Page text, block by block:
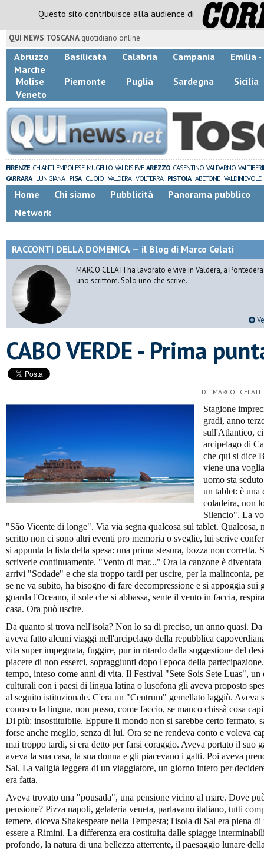
Questo sito contribuisce alla audience di
QUI NEWS TOSCANA quotidiano online
Abruzzo Basilicata Calabria Campania
Emilia -
Marche
Molise
Piemonte Puglia Sardegna
Sicilia
Veneto
FIRENZE CHIANTI EMPOLESE MUGELLO VALDISIEVE AREZZO CASENTINO VALDARNO
CARRARA LUNIGIANA PISA CUOIO VALDERA VOLTERRA PISTOIA ABETONE VALDINIEVOLE
Home Chi siamo Pubblicità
Panorama pubblico
Network
RACCONTI DELLA DOMENICA — il Blog di Marco Celati
MARCO CELATI ha lavorato e vive in Valdera, a
uno scrittore. Solo uno che scrive.
CABO VERDE - Prima
DI MARCO
Stagione
gradi, anno
sull'Atlantico,
arcipelago di
che qui si dice
viene una
uomo sta
un tablet: è una
coladeira, non
Silencio". La
"São Vicente di longe". Via via segna qualcosa sul tablet. Qualcosa,
scritto non ci sono altri eventi pro memoria o sveglie, lui scrive
si appunta la lista della spesa: una prima stesura, bozza non corretta.
scriverle continuamente. "Vento di mar..." Ora la canzone è
arrivi "Sodade" e che sia troppo tardi per uscire, per la malinconia,
se ne va subito, ha bisogno di fare decompressione e si appoggia
guarda l'Oceano, il sole che si abbassa, sente il vento in faccia,
casa. Ora può uscire.
Da quanto si trova nell'isola? Non lo sa di preciso, un anno quasi.
aveva fatto alcuni viaggi nell'arcipelago della repubblica
vita super impegnata, fuggire, pur in ritardo dalla suggestione del
piacere di non esserci, sopraggiunti dopo l'epoca della
tempo, inteso come anni di vita. Il Festival "Sete Sois Sete Luas", un
culturali con i paesi di lingua latina o lusofona gli aveva proposto
al seguito istituzionale. C'era un "Centrum" gemellato laggiù. Aveva
conosco la lingua, non posso, come faccio, se manco chissà cosa
Di più: insostituibile. Eppure il mondo non si sarebbe certo fermato,
forse anche meglio, senza di lui. Ora se ne rendeva conto e voleva
mai troppo tardi, si era detto per farsi coraggio. Aveva portato il suo
aveva la sua casa, la sua donna e gli piacevano i gatti. Poi aveva
Sal. La valigia leggera di un viaggiatore, un giorno intero per
era fatta.
Aveva trovato una "pousada", una pensione vicino al mare. Dove
pensione? Pizza napoli, gelateria veneta, parlavano italiano, tutti
temere, diceva Shakespeare nella Tempesta; l'isola di Sal era piena
essere a Rimini. La differenza era costituita dalle spiagge
profondo, la natura di una bellezza atterrente, il paesaggio lunare